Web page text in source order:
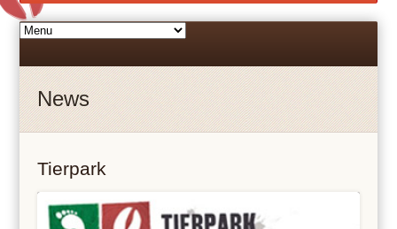
News
Tierpark